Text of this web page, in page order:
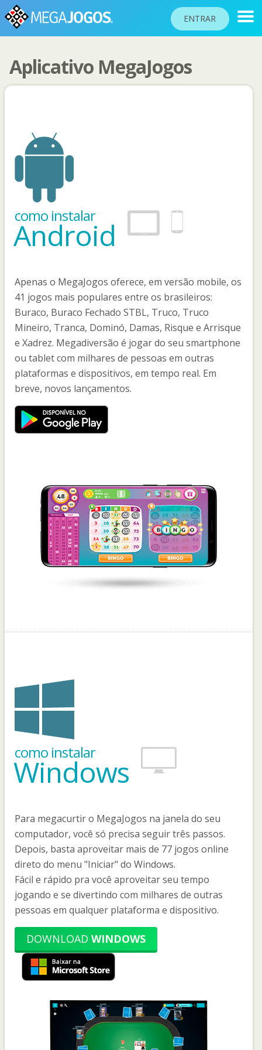
ENTRAR
RANKINGS
BLOG
PASSAPORTE
JOGAR
Aplicativo MegaJogos
como instalar
Android
Apenas o MegaJogos oferece, em versão mobile, os
41 jogos mais populares entre os brasileiros:
Buraco, Buraco Fechado STBL, Truco, Truco
Mineiro, Tranca, Dominó, Damas, Risque e Arrisque
e Xadrez. Megadiversão é jogar do seu smartphone
ou tablet com milhares de pessoas em outras
plataformas e dispositivos, em tempo real. Em
breve, novos lançamentos.
como instalar
Windows
Para megacurtir o MegaJogos na janela do seu
computador, você só precisa seguir três passos.
Depois, basta aproveitar mais de 77 jogos online
direto do menu "Iniciar" do Windows.
Fácil e rápido pra você aproveitar seu tempo
jogando e se divertindo com milhares de outras
pessoas em qualquer plataforma e dispositivo.
DOWNLOAD WINDOWS